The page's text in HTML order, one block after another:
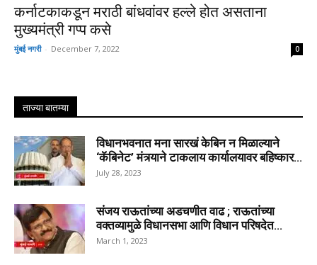
कर्नाटकाकडून मराठी बांधवांवर हल्ले होत असताना
मुख्यमंत्री गप्प कसे
मुंबई नगरी - December 7, 2022 0
ताज्या बातम्या
विधानभवनात मना सारखं केबिन न मिळाल्याने
‘कॅबिनेट’ मंत्र्याने टाकलाय कार्यालयावर बहिष्कार...
July 28, 2023
संजय राऊतांच्या अडचणीत वाढ ; राऊतांच्या
वक्तव्यामुळे विधानसभा आणि विधान परिषदेत...
March 1, 2023